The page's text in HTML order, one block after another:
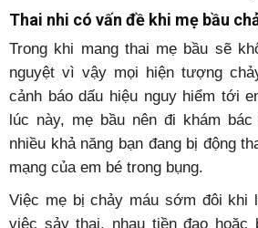
Thai nhi có vấn đề khi mẹ bầu
Trong khi mang thai mẹ bầu sẽ
nguyệt vì vậy mọi hiện tượng
cảnh báo dấu hiệu nguy hiểm tới
lúc này, mẹ bầu nên đi khám
nhiều khả năng bạn đang bị động
mạng của em bé trong bụng.
Việc mẹ bị chảy máu sớm đôi khi
việc sảy thai, nhau tiền đạo